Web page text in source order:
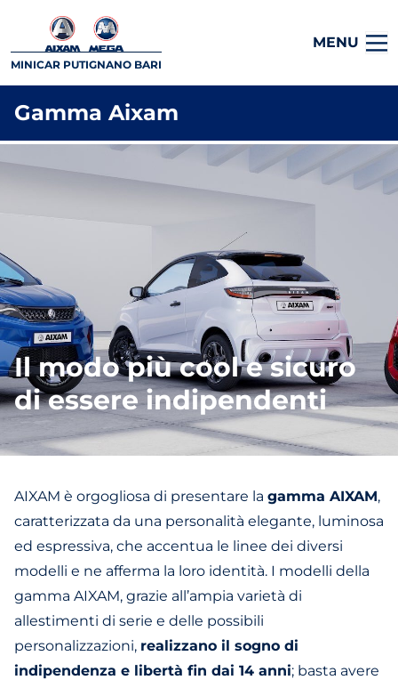
MINICAR PUTIGNANO BARI
MENU
Gamma Aixam
Il modo più cool e sicuro
di essere indipendenti
AIXAM è orgogliosa di presentare la gamma AIXAM,
caratterizzata da una personalità elegante, luminosa
ed espressiva, che accentua le linee dei diversi
modelli e ne afferma la loro identità. I modelli della
gamma AIXAM, grazie all’ampia varietà di
allestimenti di serie e delle possibili
personalizzazioni, realizzano il sogno di
indipendenza e libertà fin dai 14 anni; basta avere